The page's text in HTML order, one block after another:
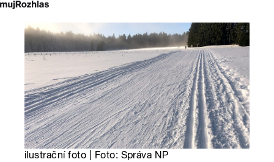
ilustrační foto | Foto: Správa NP